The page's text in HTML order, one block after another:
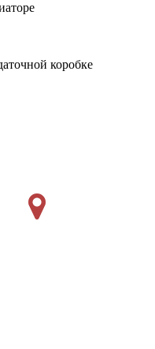
коробке